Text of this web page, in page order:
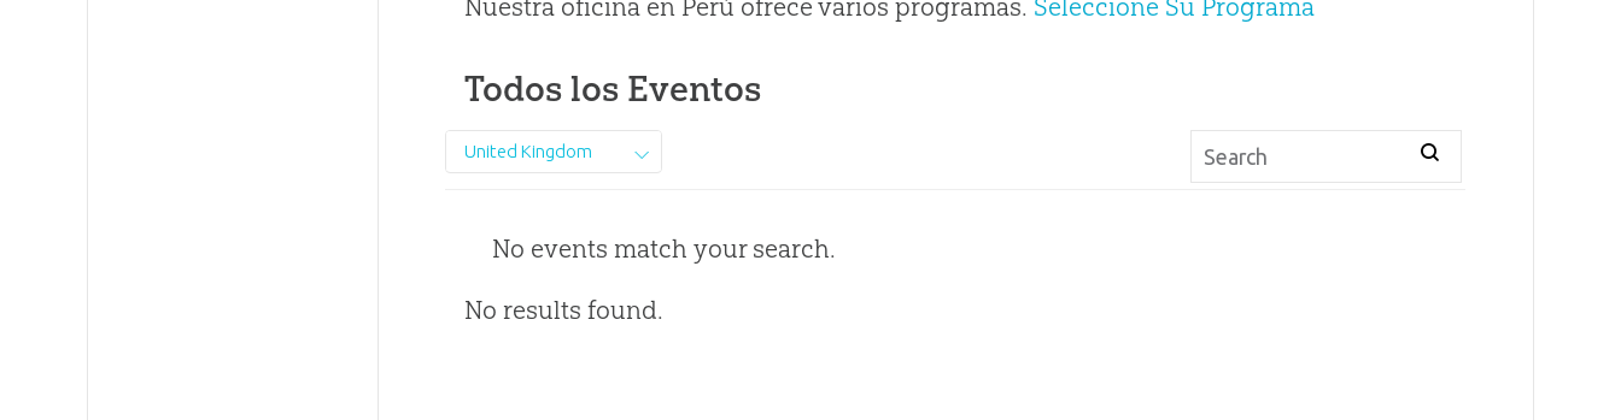
Nuestra oficina en Perú ofrece varios programas. Seleccione Su Programa
Todos los Eventos
United Kingdom
No events match your search.
No results found.